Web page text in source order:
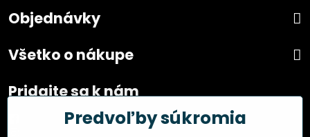
Objednávky
Všetko o nákupe
Pridajte sa k nám
FacebookPredvoľby súkromia